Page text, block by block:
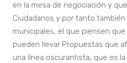
en la mesa de negociación y
Ciudadanos y por tanto
municipales, el que piensen
pueden llevar Propuestas que
una línea oscurantista, que es